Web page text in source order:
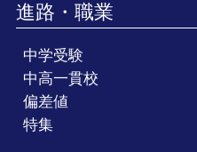
進路・職業
中学受験
中高一貫校
偏差値
特集